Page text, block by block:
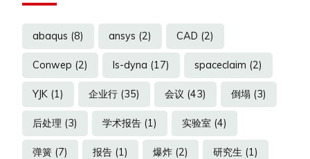
abaqus (8) ansys (2) CAD (2)
Conwep (2) ls-dyna (17) spaceclaim (2)
YJK (1) 企业行 (35) 会议 (43) 倒塌 (3)
后处理 (3) 学术报告 (1) 实验室 (4)
弹簧 (7) 报告 (1) 爆炸 (2) 研究生 (1)